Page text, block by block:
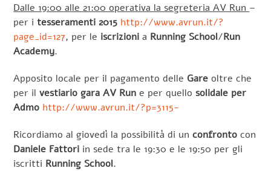
Dalle 19:00 alle 21:00 operativa la segreteria AV Run –
per itesseramenti 2015 http://www.avrun.it/?
page_id=127, per le iscrizioni a Running School/Run
Academy.
Apposito locale per il pagamento delle Gareoltre che
per ilvestiario gara AV Run e per quello solidale per
Admo http://www.avrun.it/?p=3115-
Ricordiamo al giovedì la possibilità di unconfrontocon
Daniele Fattori in sede tra le 19:30 e le 19:50 per gli
iscritti Running School.